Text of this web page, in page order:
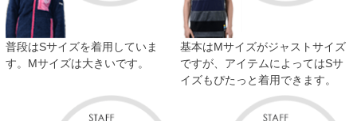
普段はSサイズを着用していま
す。Mサイズは大きいです。
基本はMサイズがジャストサイズ
ですが、アイテムによってはSサ
イズもぴたっと着用できます。